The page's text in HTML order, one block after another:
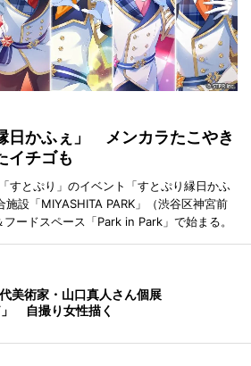
日かふぇ」 メンカラたこやき
イチゴも
すとぷり」のイベント「すとぷり縁日かふ
施設「MIYASHITA PARK」（渋谷区神宮前
ードスペース「Park in Park」で始まる。
美術家・山口真人さん個展
」 自撮り女性描く